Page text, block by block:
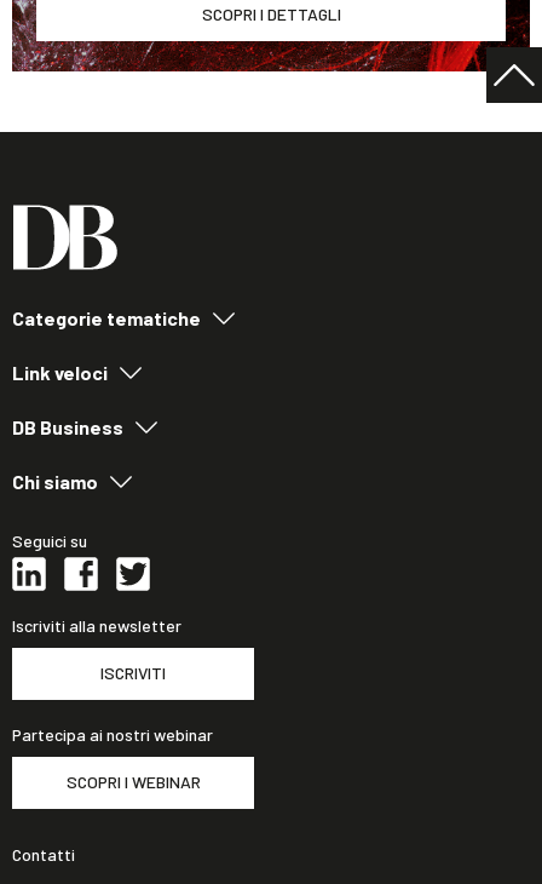
SCOPRI I DETTAGLI
Categorie tematiche
Link veloci
DB Business
Chi siamo
Seguici su
Iscriviti alla newsletter
ISCRIVITI
Partecipa ai nostri webinar
SCOPRI I WEBINAR
Contatti